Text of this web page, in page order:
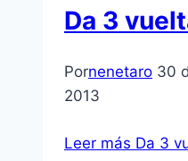
Da 3
Pornenetaro 30
2013
Leer más Da 3